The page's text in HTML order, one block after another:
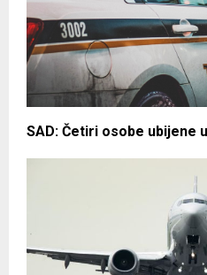
SAD: Četiri osobe ubijene